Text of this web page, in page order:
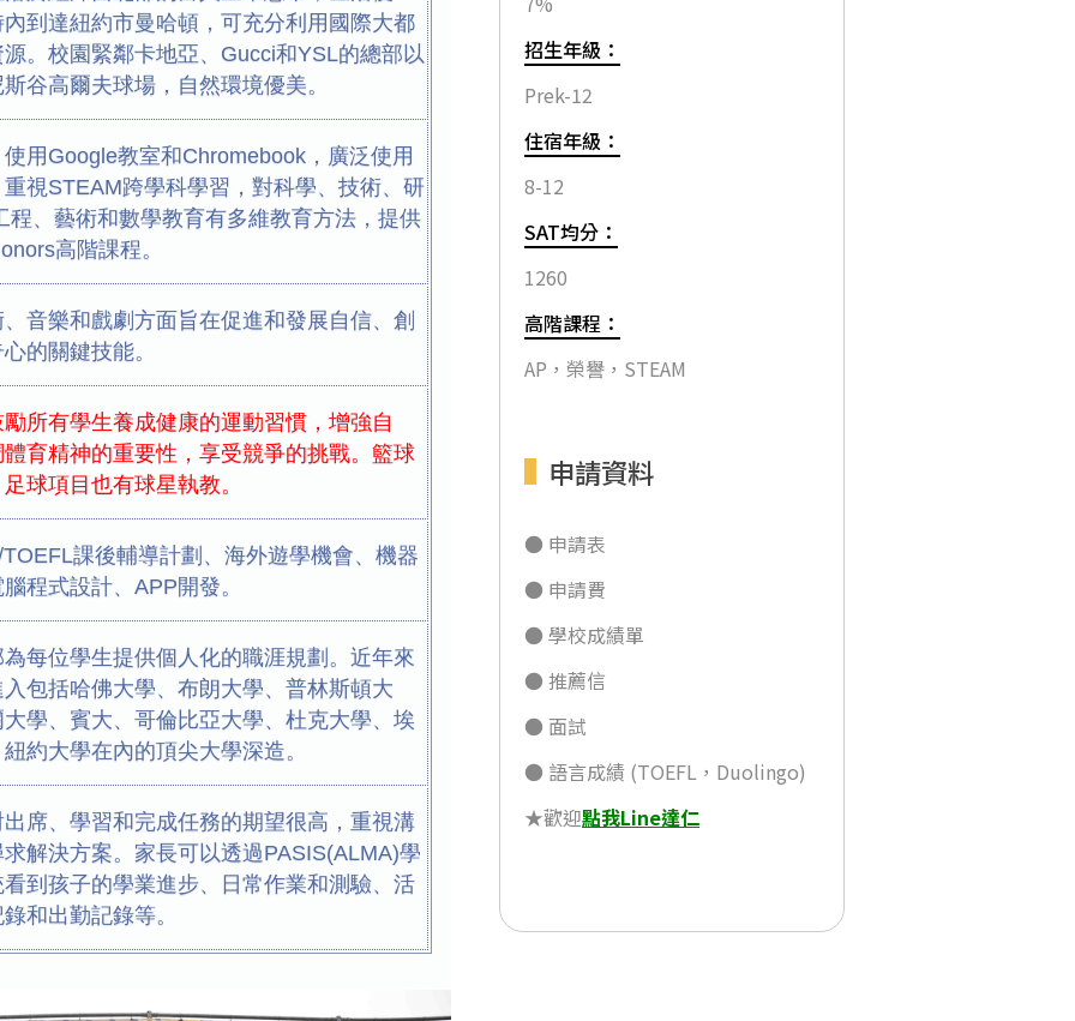
到達紐約市曼哈頓，可充分利用國際大都
。校園緊鄰卡地亞、Gucci和YSL的總部以
谷高爾夫球場，自然環境優美。
用Google教室和Chromebook，廣泛使用
視STEAM跨學科學習，對科學、技術、研
程、藝術和數學教育有多維教育方法，提供
高階課程。
音樂和戲劇方面旨在促進和發展自信、創
的關鍵技能。
所有學生養成健康的運動習慣，增強自
育精神的重要性，享受競爭的挑戰。籃球
球項目也有球星執教。
課後輔導計劃、海外遊學機會、機器
程式設計、APP開發。
每位學生提供個人化的職涯規劃。近年來
包括哈佛大學、布朗大學、普林斯頓大
學、賓大、哥倫比亞大學、杜克大學、埃
約大學在內的頂尖大學深造。
席、學習和完成任務的期望很高，重視溝
解決方案。家長可以透過PASIS(ALMA)學
到孩子的學業進步、日常作業和測驗、活
和出勤記錄等。
招生年級：
Prek-12
住宿年級：
8-12
SAT均分：
1260
高階課程：
AP，榮譽，STEAM
申請資料
● 申請表
● 申請費
● 學校成績單
● 推薦信
● 面試
● 語言成績 (TOEFL，Duolingo)
★歡迎點我Line達仁